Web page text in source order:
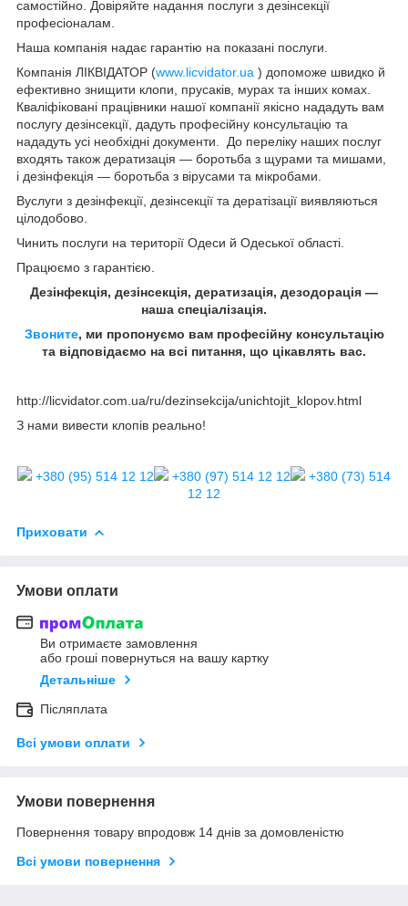
самостійно. Довіряйте надання послуги з дезінсекції
професіоналам.
Наша компанія надає гарантію на показані послуги.
Компанія ЛІКВІДАТОР (www.licvidator.ua ) допоможе швидко й
ефективно знищити клопи, прусаків, мурах та інших комах.
Кваліфіковані працівники нашої компанії якісно нададуть вам
послугу дезінсекції, дадуть професійну консультацію та
нададуть усі необхідні документи. До переліку наших послуг
входять також дератизація — боротьба з щурами та мишами,
і дезінфекція — боротьба з вірусами та мікробами.
Вуслуги з дезінфекції, дезінсекції та дератізації виявляються
цілодобово.
Чинить послуги на території Одеси й Одеської області.
Працюємо з гарантією.
Дезінфекція, дезінсекція, дератизація, дезодорація —
наша спеціалізація.
Звоните, ми пропонуємо вам професійну консультацію
та відповідаємо на всі питання, що цікавлять вас.
http://licvidator.com.ua/ru/dezinsekcija/unichtojit_klopov.html
З нами вивести клопів реально!
+380 (95) 514 12 12 +380 (97) 514 12 12
+380 (73) 514
12 12
Приховати
Умови оплати
Ви отримаєте замовлення
або гроші повернуться на вашу картку
Детальніше
Післяплата
Всі умови оплати
Умови повернення
Повернення товару впродовж 14 днів за домовленістю
Всі умови повернення